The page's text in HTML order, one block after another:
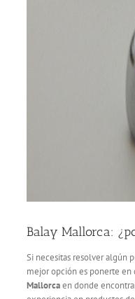
Balay Mallorca:
Si necesitas resolver algún
mejor opción es ponerte en
Mallorcaen donde